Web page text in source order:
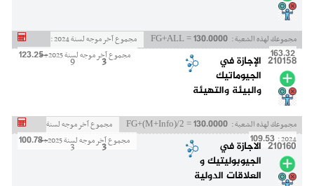
مجموعك لهذه الشعبة : FG+ALL = 130.0000 مجموع آخر موجه لسنة 2024 :
163.32 مجموع آخر موجه لسنة 2025 : 123.25 210158 الإجازة في
الجيوماتيك
والبيئة والتهيئة
3
9
--
مجموعك لهذه الشعبة : FG+(M+Info)/2 = 130.0000
مجموع آخر موجه لسنة
2024 :
109.53 مجموع آخر موجه لسنة 2025 : 100.78 210160 الاجازة في
الجيوبوليتيك و
العلاقات الدولية
3
3
--